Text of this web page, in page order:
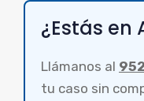
¿Estás en
Llámanos al
tu caso sin